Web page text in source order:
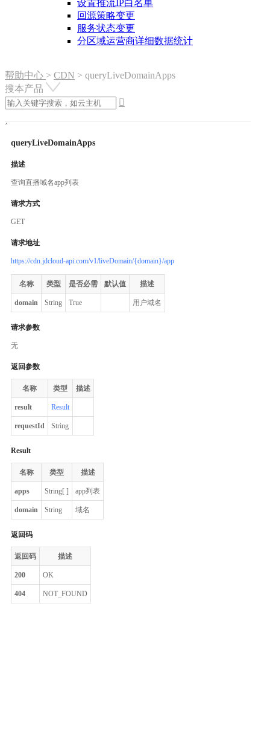
设置推流IP白名单
回源策略变更
服务状态变更
分区域运营商详细数据统计
帮助中心 > CDN > queryLiveDomainApps
搜本产品

queryLiveDomainApps
描述
查询直播域名app列表
请求方式
GET
请求地址
https://cdn.jdcloud-api.com/v1/liveDomain/{domain}/app
名称 类型 是否必需 默认值 描述
domain String True 用户域名
请求参数
无
返回参数
名称 类型 描述
result Result
requestId String
Result
名称 类型 描述
apps String[ ] app列表
domain String 域名
返回码
返回码 描述
200 OK
404 NOT_FOUND